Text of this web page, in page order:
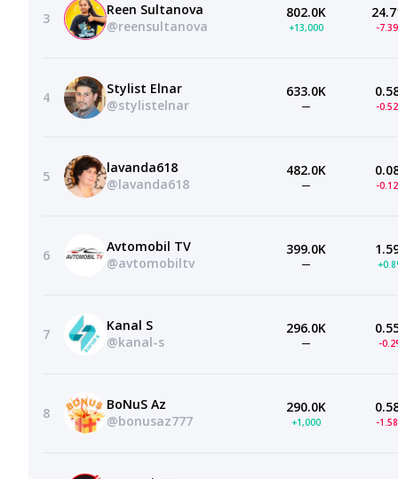
3
Reen Sultanova
@reensultanova
802.0K
+13,000 -
4
Stylist Elnar
@stylistelnar
633.0K
— -
5
lavanda618
@lavanda618
482.0K
— -
6
Avtomobil TV
@avtomobiltv
399.0K
—
7
Kanal S
@kanal-s
296.0K
— -
8
BoNuS Az
@bonusaz777
290.0K
+1,000 -